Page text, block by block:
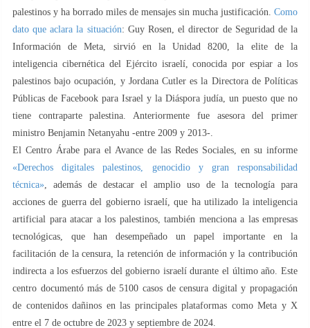
palestinos y ha borrado miles de mensajes sin mucha justificación. Como
dato que aclara la situación: Guy Rosen, el director de Seguridad de la
Información de Meta, sirvió en la Unidad 8200, la elite de la
inteligencia cibernética del Ejército israelí, conocida por espiar a los
palestinos bajo ocupación, y Jordana Cutler es la Directora de Políticas
Públicas de Facebook para Israel y la Diáspora judía, un puesto que no
tiene contraparte palestina. Anteriormente fue asesora del primer
ministro Benjamin Netanyahu -entre 2009 y 2013-.
El Centro Árabe para el Avance de las Redes Sociales, en su informe
«Derechos digitales palestinos, genocidio y gran responsabilidad
técnica» , además de destacar el amplio uso de la tecnología para
acciones de guerra del gobierno israelí, que ha utilizado la inteligencia
artificial para atacar a los palestinos, también menciona a las empresas
tecnológicas, que han desempeñado un papel importante en la
facilitación de la censura, la retención de información y la contribución
indirecta a los esfuerzos del gobierno israelí durante el último año. Este
centro documentó más de 5100 casos de censura digital y propagación
de contenidos dañinos en las principales plataformas como Meta y X
entre el 7 de octubre de 2023 y septiembre de 2024.